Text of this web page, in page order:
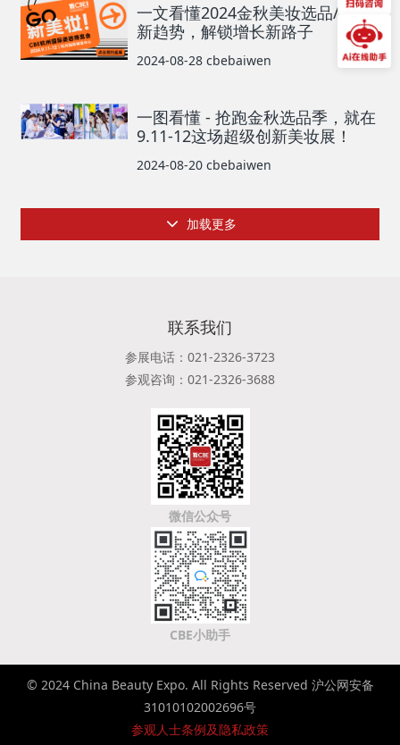
一文看懂2024金秋美妆选品/开品
新趋势，解锁增长新路子
2024-08-28 cbebaiwen
一图看懂 - 抢跑金秋选品季，就在
9.11-12这场超级创新美妆展！
2024-08-20 cbebaiwen
加载更多
联系我们
参展电话：021-2326-3723
参观咨询：021-2326-3688
微信公众号
CBE小助手
© 2024 China Beauty Expo. All Rights Reserved 沪公网安备
31010102002696号
参观人士条例及隐私政策